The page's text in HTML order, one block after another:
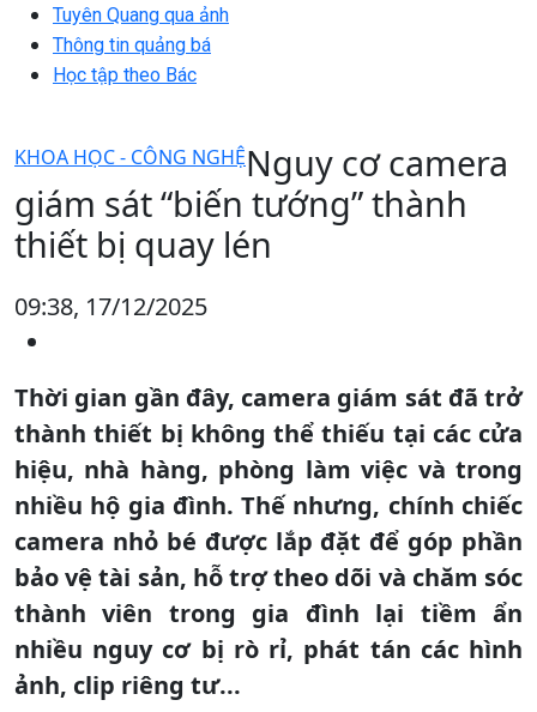
Tuyên Quang qua ảnh
Thông tin quảng bá
Học tập theo Bác
KHOA HỌC - CÔNG NGHỆNguy cơ camera
giám sát “biến tướng” thành
thiết bị quay lén
09:38, 17/12/2025
Thời gian gần đây, camera giám sát đã trở
thành thiết bị không thể thiếu tại các cửa
hiệu, nhà hàng, phòng làm việc và trong
nhiều hộ gia đình. Thế nhưng, chính chiếc
camera nhỏ bé được lắp đặt để góp phần
bảo vệ tài sản, hỗ trợ theo dõi và chăm sóc
thành viên trong gia đình lại tiềm ẩn
nhiều nguy cơ bị rò rỉ, phát tán các hình
ảnh, clip riêng tư...